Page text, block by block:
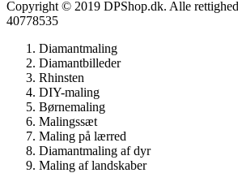
Copyright © 2019 DPShop.dk. Alle
40778535
Diamantmaling
Diamantbilleder
Rhinsten
DIY-maling
Børnemaling
Malingssæt
Maling på lærred
Diamantmaling af dyr
Maling af landskaber